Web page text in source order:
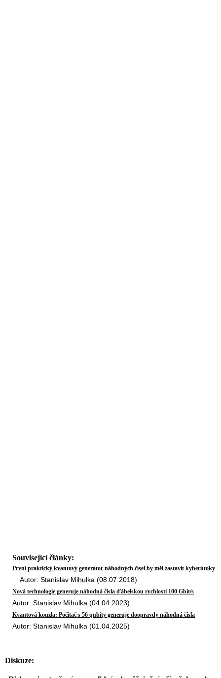
Související články:
První praktický kvantový generátor náhodných čísel by měl zastavit kyberútoky
Autor: Stanislav Mihulka (08.07.2018)
Nová technologie generuje náhodná čísla ďábelskou rychlostí 100 Gbit/s
Autor: Stanislav Mihulka (04.04.2023)
Kvantová kouzla: Počítač s 56 qubity generuje doopravdy náhodná čísla
Autor: Stanislav Mihulka (01.04.2025)
Diskuze: